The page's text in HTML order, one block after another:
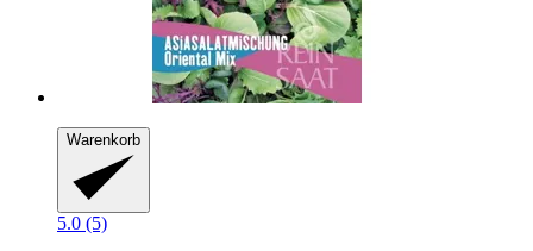
Warenkorb
5.0 (5)